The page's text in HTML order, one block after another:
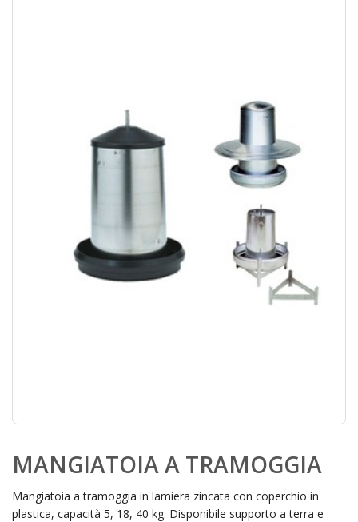
MANGIATOIA A TRAMOGGIA
Mangiatoia a tramoggia in lamiera zincata con coperchio in
plastica, capacità 5, 18, 40 kg. Disponibile supporto a terra e